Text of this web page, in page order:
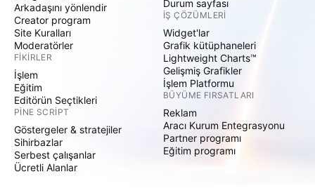
Arkadaşını yönlendir
Creator program
Site Kuralları
Moderatörler
FIKIRLER
İşlem
Eğitim
Editörün Seçtikleri
PINE SCRIPT
Göstergeler & stratejiler
Sihirbazlar
Serbest çalışanlar
Ücretli Alanlar
Durum sayfası
İŞ ÇÖZÜMLERI
Widget'lar
Grafik kütüphaneleri
Lightweight Charts™
Gelişmiş Grafikler
İşlem Platformu
BÜYÜME FIRSATLARI
Reklam
Aracı Kurum Entegrasyonu
Partner programı
Eğitim programı